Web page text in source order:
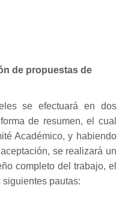
de propuestas de
se efectuará en dos
de resumen, el cual
Académico, y habiendo
se realizará un
completo del trabajo, el
pautas: